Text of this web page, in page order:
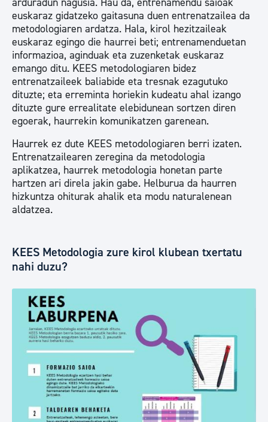
euskaraz gidatzeko gaitasuna duen entrenatzailea da
metodologiaren ardatza. Hala, kirol hezitzaileak
euskaraz egingo die haurrei beti; entrenamenduetan
informazioa, aginduak eta zuzenketak euskaraz
emango ditu. KEES metodologiaren bidez
entrenatzaileek baliabide eta tresnak ezagutuko
dituzte; eta erreminta horiekin kudeatu ahal izango
dituzte gure errealitate elebidunean sortzen diren
egoerak, haurrekin komunikatzen garenean.
Haurrek ez dute KEES metodologiaren berri izaten.
Entrenatzailearen zeregina da metodologia
aplikatzea, haurrek metodologia honetan parte
hartzen ari direla jakin gabe. Helburua da haurren
hizkuntza ohiturak ahalik eta modu naturalenean
aldatzea.
KEES Metodologia zure kirol klubean txertatu
nahi duzu?